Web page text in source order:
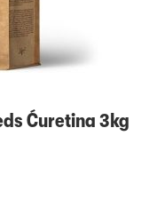
Ćuretina 3kg